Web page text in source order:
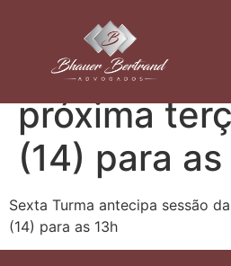
Sexta Turma
antecipa
próxima
(14) para as
Sexta Turma antecipa sessão
(14) para as 13h